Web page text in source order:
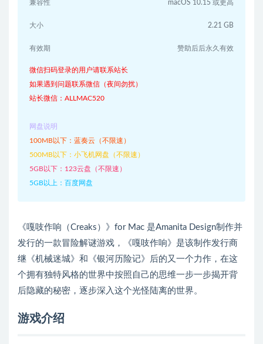
兼容性 macOS 10.15 或更高
大小 2.21 GB
有效期 赞助后后永久有效
微信扫码登录的用户请联系站长
如果遇到问题联系微信（夜间勿扰）
站长微信：ALLMAC520
网盘说明
100MB以下：蓝奏云（不限速）
500MB以下：小飞机网盘（不限速）
5GB以下：123云盘（不限速）
5GB以上：百度网盘
《嘎吱作响（Creaks）》for Mac 是Amanita Design制作并
发行的一款冒险解谜游戏，《嘎吱作响》是该制作发行商
继《机械迷城》和《银河历险记》后的又一个力作，在这
个拥有独特风格的世界中按照自己的思维一步一步揭开背
后隐藏的秘密，逐步深入这个光怪陆离的世界。
游戏介绍